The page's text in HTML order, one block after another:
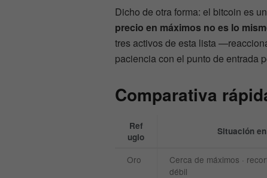
Dicho de otra forma: el bitcoin es
precio en máximos no es lo
tres activos de esta lista
paciencia con el punto de entrada
Comparativa
Ref
ugio
Situación
Oro
Cerca de máximos ·
débil